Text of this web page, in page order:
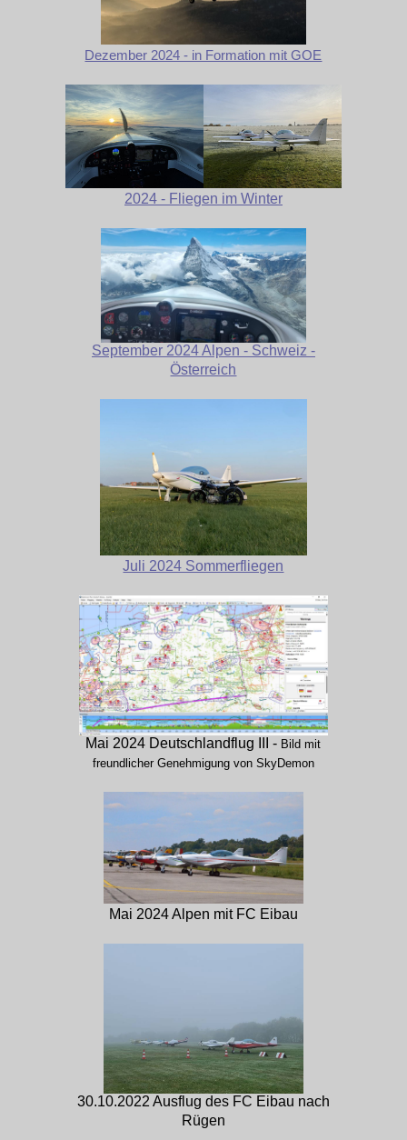
Dezember 2024 - in Formation mit GOE
2024 - Fliegen im Winter
September 2024 Alpen - Schweiz -
Österreich
Juli 2024 Sommerfliegen
Mai 2024 Deutschlandflug III - Bild mit
freundlicher Genehmigung von SkyDemon
Mai 2024 Alpen mit FC Eibau
30.10.2022 Ausflug des FC Eibau nach
Rügen